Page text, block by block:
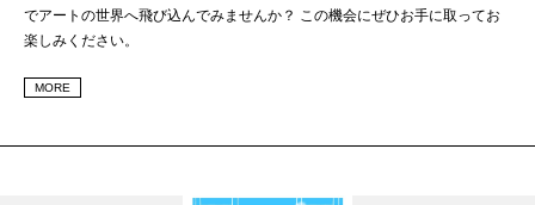
でアートの世界へ飛び込んでみませんか？ この機会にぜひお手に取ってお
楽しみください。
MORE